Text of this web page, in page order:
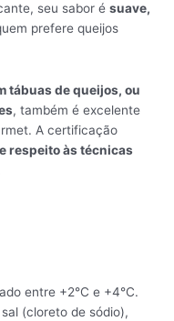
seu sabor é suave,
prefere queijos
tábuas de queijos, ou
, também é excelente
A certificação
respeito às técnicas
entre +2°C e +4°C.
(cloreto de sódio),